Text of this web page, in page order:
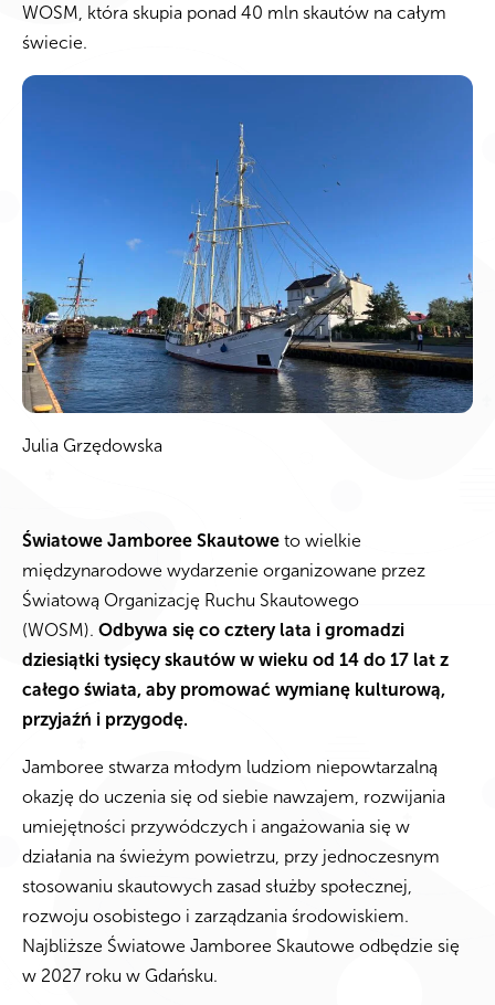
WOSM, która skupia ponad 40 mln skautów na całym
świecie.
Julia Grzędowska
Światowe Jamboree Skautowe to wielkie
międzynarodowe wydarzenie organizowane przez
Światową Organizację Ruchu Skautowego
(WOSM). Odbywa się co cztery lata i gromadzi
dziesiątki tysięcy skautów w wieku od 14 do 17 lat z
całego świata, aby promować wymianę kulturową,
przyjaźń i przygodę.
Jamboree stwarza młodym ludziom niepowtarzalną
okazję do uczenia się od siebie nawzajem, rozwijania
umiejętności przywódczych i angażowania się w
działania na świeżym powietrzu, przy jednoczesnym
stosowaniu skautowych zasad służby społecznej,
rozwoju osobistego i zarządzania środowiskiem.
Najbliższe Światowe Jamboree Skautowe odbędzie się
w 2027 roku w Gdańsku.